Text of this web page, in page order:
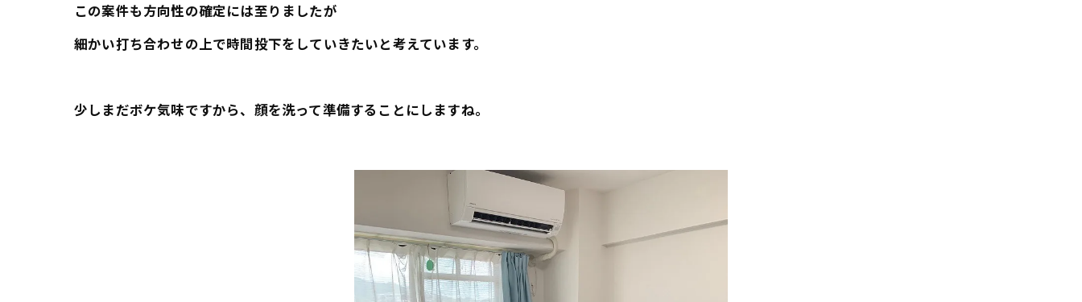
この案件も方向性の確定には至りましたが
細かい打ち合わせの上で時間投下をしていきたいと考えています。
少しまだボケ気味ですから、顔を洗って準備することにしますね。